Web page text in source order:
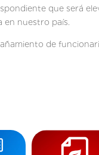
que será
en nuestro país.
de